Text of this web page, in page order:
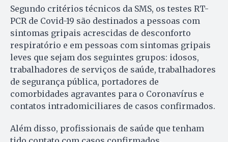
Segundo critérios técnicos da SMS, os testes RT-
PCR de Covid-19 são destinados a pessoas com
sintomas gripais acrescidas de desconforto
respiratório e em pessoas com sintomas gripais
leves que sejam dos seguintes grupos: idosos,
trabalhadores de serviços de saúde, trabalhadores
de segurança pública, portadores de
comorbidades agravantes para o Coronavírus e
contatos intradomiciliares de casos confirmados.
Além disso, profissionais de saúde que tenham